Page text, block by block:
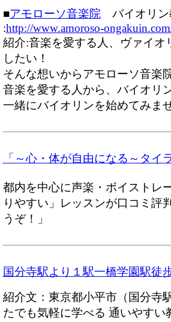
■アモローソ音楽院バイオリン
:http://www.amoroso-
紹介:音楽を愛する人、ヴァイ
したい！
そんな想いからアモローソ音楽
音楽を愛する人から、バイオリ
一緒にバイオリンを始めてみま
「～心・体が自由になる～タイ
都内を中心に声楽・ボイストレ
りやすい」レッスンが口コミ評
うぞ！」
国分寺駅より１駅一橋学園駅
紹介文：東京都小平市（国分寺
たでも気軽に学べる 通いやす